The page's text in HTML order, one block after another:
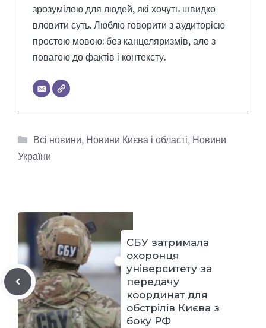
зрозумілою для людей, які хочуть швидко
вловити суть. Люблю говорити з аудиторією
простою мовою: без канцеляризмів, але з
повагою до фактів і контексту.
Категорії
Всі новини, Новини Києва і області, Новини
України
СБУ затримала
охоронця
університету за
передачу
координат для
обстрілів Києва з
боку РФ